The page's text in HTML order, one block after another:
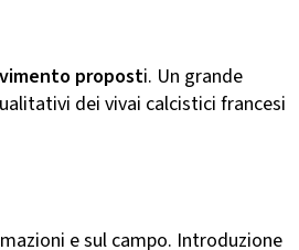
proposti. Un grande
dei vivai calcistici francesi
e sul campo. Introduzione